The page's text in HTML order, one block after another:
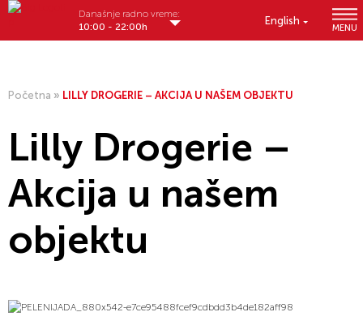
English
MENU
Današnje radno vreme:
10:00 - 22:00h
Početna » LILLY DROGERIE – AKCIJA U NAŠEM OBJEKTU
Lilly Drogerie –
Akcija u našem
objektu